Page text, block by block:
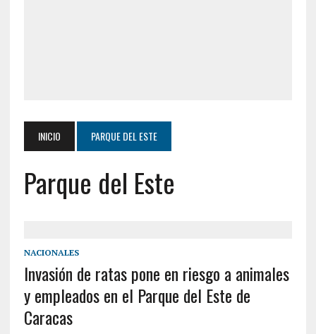
INICIO PARQUE DEL ESTE
Parque del Este
NACIONALES
Invasión de ratas pone en riesgo a animales
y empleados en el Parque del Este de
Caracas